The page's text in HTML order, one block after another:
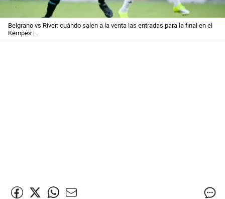
Belgrano vs River: cuándo salen a la venta las entradas para la final en el
Kempes | .